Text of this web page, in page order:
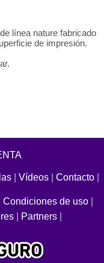
línea nature fabricado
de impresión.
Vídeos Contacto
Condiciones de uso
Partners